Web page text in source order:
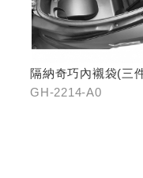
隔納奇巧內襯袋(三
GH-2214-A0